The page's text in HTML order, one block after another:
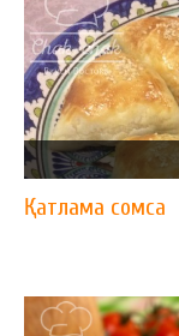
Қатлама сомса